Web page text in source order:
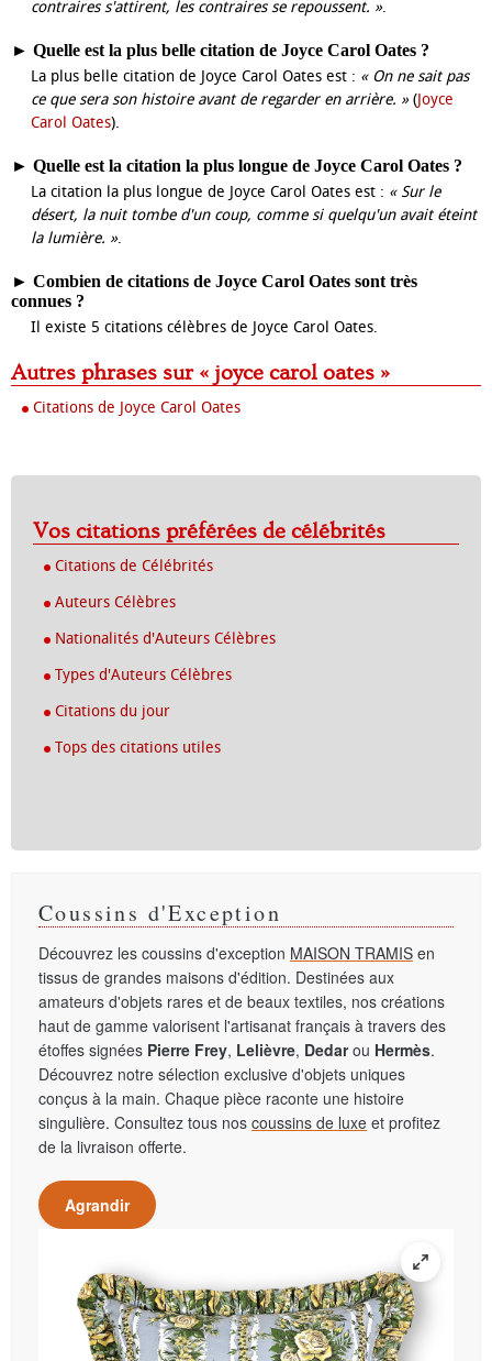
contraires s'attirent, les contraires se repoussent. ».
► Quelle est la plus belle citation de Joyce Carol Oates ?
La plus belle citation de Joyce Carol Oates est : « On ne sait pas
ce que sera son histoire avant de regarder en arrière. »(Joyce
Carol Oates).
► Quelle est la citation la plus longue de Joyce Carol Oates ?
La citation la plus longue de Joyce Carol Oates est : « Sur le
désert, la nuit tombe d'un coup, comme si quelqu'un avait éteint
la lumière. ».
► Combien de citations de Joyce Carol Oates sont très
connues ?
Il existe 5 citations célèbres de Joyce Carol Oates.
Autres phrases sur « joyce carol oates »
Citations de Joyce Carol Oates
Vos citations préférées de célébrités
Citations de Célébrités
Auteurs Célèbres
Nationalités d'Auteurs Célèbres
Types d'Auteurs Célèbres
Citations du jour
Tops des citations utiles
Coussins d'Exception
Découvrez les coussins d'exception MAISON TRAMIS en
tissus de grandes maisons d'édition. Destinées aux
amateurs d'objets rares et de beaux textiles, nos créations
haut de gamme valorisent l'artisanat français à travers des
étoffes signées Pierre Frey, Lelièvre, Dedarou Hermès.
Découvrez notre sélection exclusive d'objets uniques
conçus à la main. Chaque pièce raconte une histoire
singulière. Consultez tous nos coussins de luxe et profitez
de la livraison offerte.
Agrandir